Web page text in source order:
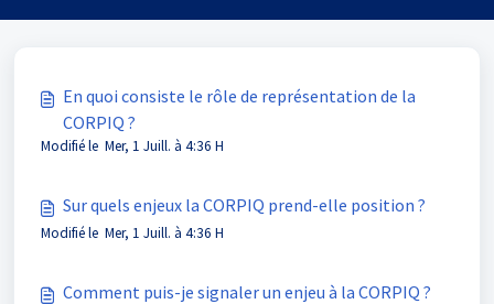
En quoi consiste le rôle de représentation de la
CORPIQ ?
Modifié le Mer, 1 Juill. à 4:36 H
Sur quels enjeux la CORPIQ prend-elle position ?
Modifié le Mer, 1 Juill. à 4:36 H
Comment puis-je signaler un enjeu à la CORPIQ ?